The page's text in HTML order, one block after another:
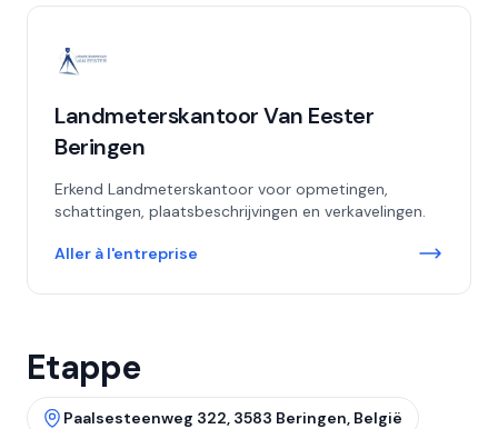
Landmeterskantoor Van Eester
Beringen
Erkend Landmeterskantoor voor opmetingen,
schattingen, plaatsbeschrijvingen en verkavelingen.
Aller à l'entreprise
Etappe
Paalsesteenweg 322, 3583 Beringen, België